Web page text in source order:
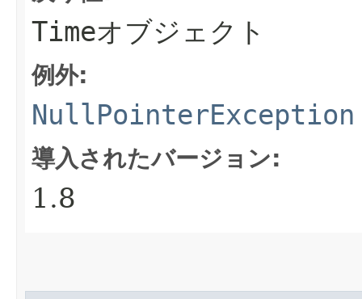
Timeオブジェクト
例外:
NullPointerException
導入されたバージョン:
1.8